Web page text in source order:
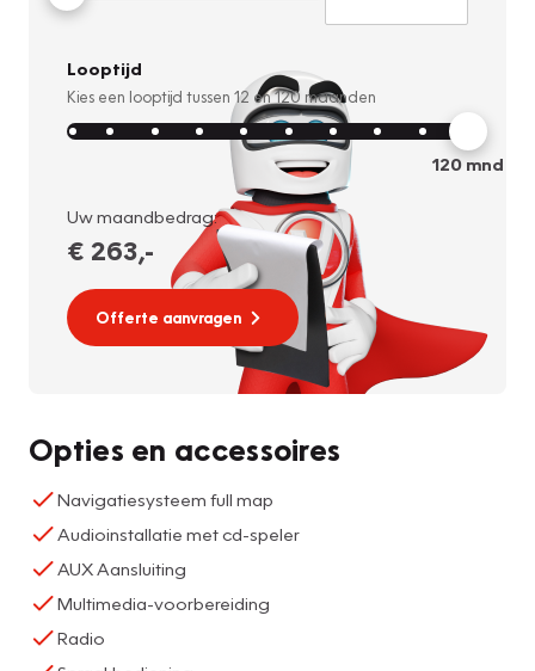
Looptijd
Kies een looptijd tussen 12 en120 maanden
120mnd
Uw maandbedrag:
€ 263,-
Offerte aanvragen
Opties en accessoires
Navigatiesysteem full map
Audioinstallatie met cd-speler
AUX Aansluiting
Multimedia-voorbereiding
Radio